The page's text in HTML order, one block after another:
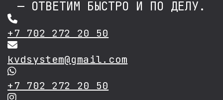
— ОТВЕТИМ БЫСТРО И ПО ДЕЛУ.
+7 702 272 20 50
kvdsystem@gmail.com
+7 702 272 20 50